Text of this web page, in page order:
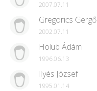
2007.07.11
Gregorics Gergő
2002.07.11
Holub Ádám
1996.06.13
Ilyés József
1995.01.14